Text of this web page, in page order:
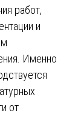
работ,
и
Именно
от